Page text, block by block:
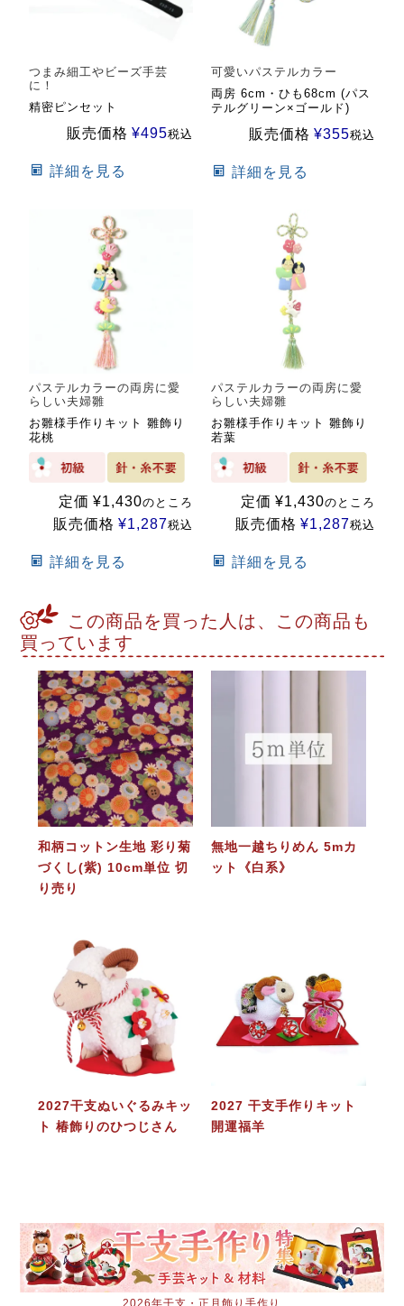
つまみ細工やビーズ手芸
に！
精密ピンセット
販売価格 ¥495税込
詳細を見る
可愛いパステルカラー
両房 6cm・ひも68cm (パス
テルグリーン×ゴールド)
販売価格 ¥355税込
詳細を見る
パステルカラーの両房に愛
らしい夫婦雛
お雛様手作りキット 雛飾り
花桃
定価 ¥1,430のところ
販売価格 ¥1,287税込
詳細を見る
パステルカラーの両房に愛
らしい夫婦雛
お雛様手作りキット 雛飾り
若葉
定価 ¥1,430のところ
販売価格 ¥1,287税込
詳細を見る
この商品を買った人は、この商品も
買っています
和柄コットン生地 彩り菊
づくし(紫) 10cm単位 切
り売り
無地一越ちりめん 5mカ
ット《白系》
2027干支ぬいぐるみキッ
ト 椿飾りのひつじさん
2027 干支手作りキット
開運福羊
2026年干支・正月飾り手作り